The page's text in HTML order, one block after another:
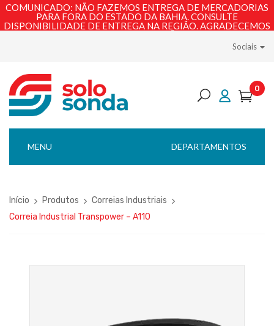
COMUNICADO: NÃO FAZEMOS ENTREGA DE MERCADORIAS
PARA FORA DO ESTADO DA BAHIA. CONSULTE
DISPONIBILIDADE DE ENTREGA NA REGIÃO. AGRADECEMOS
Sociais
0
DEPARTAMENTOS
MENU
Início Produtos
Correias Industriais
Correia Industrial Transpower – A110